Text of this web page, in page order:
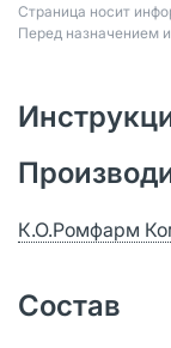
Страница носит
Перед назначением
К.О.Ромфарм
Состав